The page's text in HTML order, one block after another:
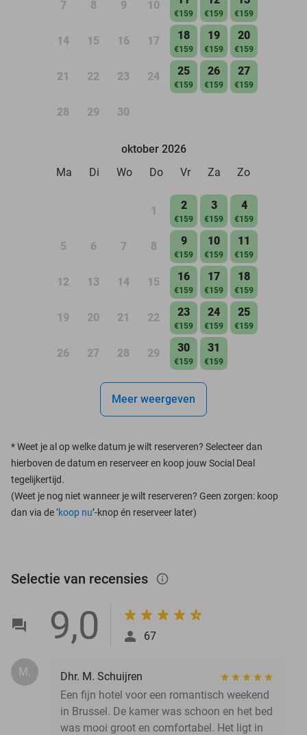
7 8 9 10
€159 €159 €159
14 15 16 17 18
€159
19
€159
20
€159
21 22 23 24 25
€159
26
€159
27
€159
28 29 30
oktober 2026
Ma
Di Wo Do Vr Za Zo
1 2
€159
3
€159
4
€159
5 6 7 8 9
€159
10
€159
11
€159
12 13 14 15 16
€159
17
€159
18
€159
19 20 21 22 23
€159
24
€159
25
€159
26 27 28 29 30
€159
31
€159
Meer weergeven
*Weet je al op welke datum je wilt reserveren? Selecteer dan
hierboven de datum en reserveer en koop jouw Social Deal
tegelijkertijd.
(Weet je nog niet wanneer je wilt reserveren? Geen zorgen: koop
dan via de ‘koop nu’-knop én reserveer later)
Selectie van recensies info_outlined
9,0 67
M.
Dhr. M. Schuijren
Een fijn hotel voor een romantisch weekend
in Brussel. De kamer was schoon en het bed
was mooi groot en comfortabel. Het ligt in